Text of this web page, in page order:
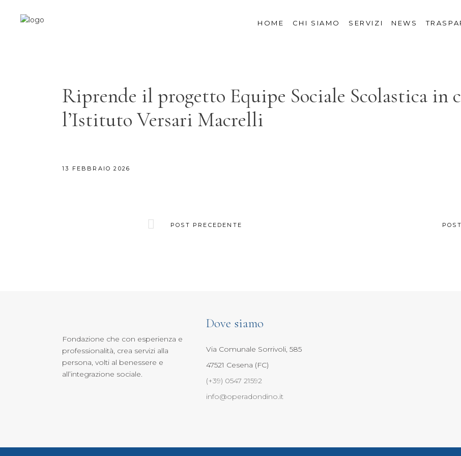
HOME CHI SIAMO SERVIZI NEWS
Riprende il progetto Equipe Sociale Scolastica in
l’Istituto Versari Macrelli
13 FEBBRAIO 2026
POST PRECEDENTE
Fondazione che con esperienza e
professionalità, crea servizi alla
persona, volti al benessere e
all’integrazione sociale.
Dove siamo
Via Comunale Sorrivoli, 585
47521 Cesena (FC)
(+39) 0547 21592
info@operadondino.it